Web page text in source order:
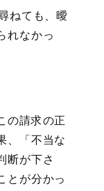
ねても、曖
れなかっ
の請求の正
、「不当な
断が下さ
とが分かっ